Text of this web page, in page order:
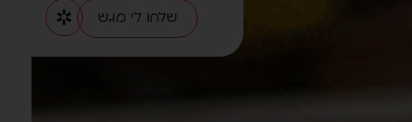
שלחו לי מגש